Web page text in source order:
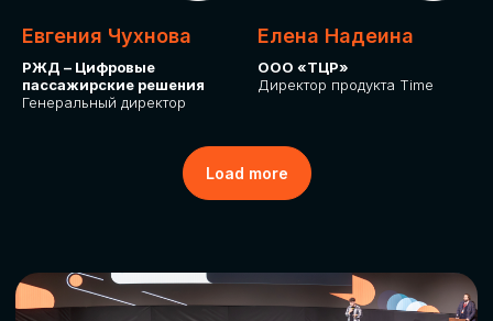
Евгения Чухнова
РЖД – Цифровые
пассажирские решения
Генеральный директор
Елена Надеина
ООО «ТЦР»
Директор продукта Time
Load more